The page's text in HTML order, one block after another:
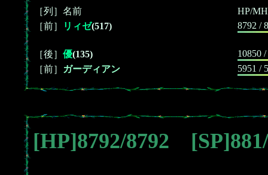
［列］名前
HP/
［前］
リィゼ(517) 8792 /
［後］ 優(135)
10850
［前］
ガーディアン 5951 /
[HP]8792/8792